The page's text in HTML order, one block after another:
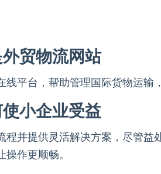
贸物流网站
线平台，帮助管理国际货物运输
小企业受益
程并提供灵活解决方案，尽管益
操作更顺畅。